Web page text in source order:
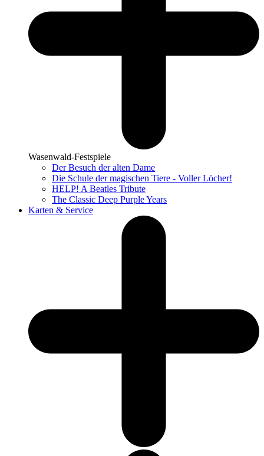
Wasenwald-Festspiele
Der Besuch der alten Dame
Die Schule der magischen Tiere - Voller Löcher!
HELP! A Beatles Tribute
The Classic Deep Purple Years
Karten & Service